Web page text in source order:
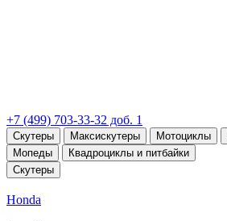
+7 (499) 703-33-32 доб. 1
Скутеры Максискутеры Мотоциклы
Мопеды
Квадроциклы и питбайки
Скутеры
Honda